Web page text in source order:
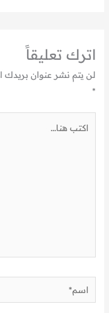
اترك تعليقاً
لن يتم نشر عنوان بريدك
*
اسم*